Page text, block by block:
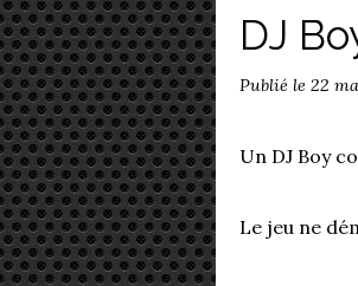
DJ
Publié le 22
Un DJ Boy
Le jeu ne